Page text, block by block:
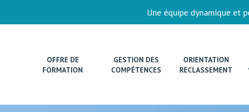
Une équipe dynamique et
OFFRE DE
FORMATION
GESTION DES
COMPÉTENCES
ORIENTATION
RECLASSEMENT